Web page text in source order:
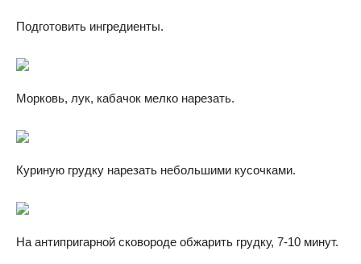
Подготовить ингредиенты.
Морковь, лук, кабачок мелко нарезать.
Куриную грудку нарезать небольшими кусочками.
На антипригарной сковороде обжарить грудку, 7-10 минут.